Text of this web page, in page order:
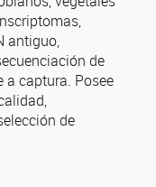
antiguo,
de
a captura. Posee
de